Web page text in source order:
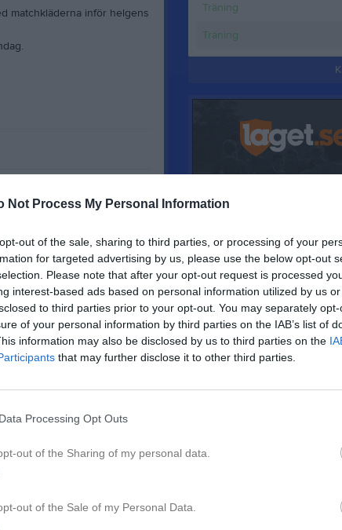
Not Process My Personal Information
out of the sale, sharing to third parties, or processing of your
for targeted advertising by us, please use the below opt-out
Please note that after your opt-out request is processed
interest-based ads based on personal information utilized by us
to third parties prior to your opt-out. You may separately
of your personal information by third parties on the IAB’s list of
information may also be disclosed by us to third parties on the
that may further disclose it to other third parties.
Processing Opt Outs
out of the Sharing of my personal data.
out of the Sale of my Personal Data.
matchkläderna inför helgens
Bara till att
Träning
Träning
Nyheter från föreningen